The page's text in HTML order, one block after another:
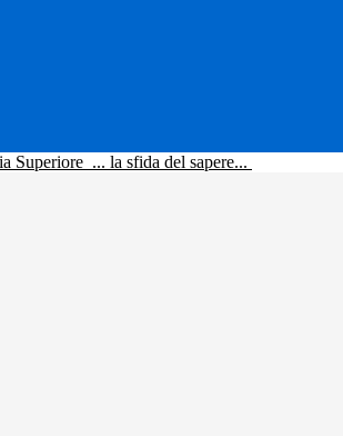
Superiore ... la sfida del sapere...